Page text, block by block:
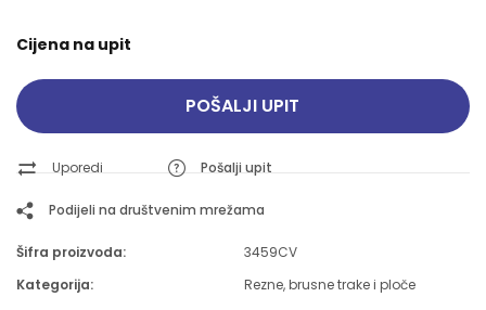
Cijena na upit
POŠALJI UPIT
Uporedi Pošalji upit
Podijeli na društvenim mrežama
Šifra proizvoda:
3459CV
Kategorija:
Rezne, brusne trake i ploče